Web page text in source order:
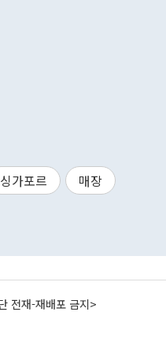
싱가포르
매장
전재-재배포 금지>